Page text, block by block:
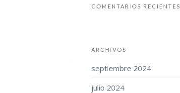
COMENTARIOS RECIENTES
ARCHIVOS
septiembre 2024
julio 2024